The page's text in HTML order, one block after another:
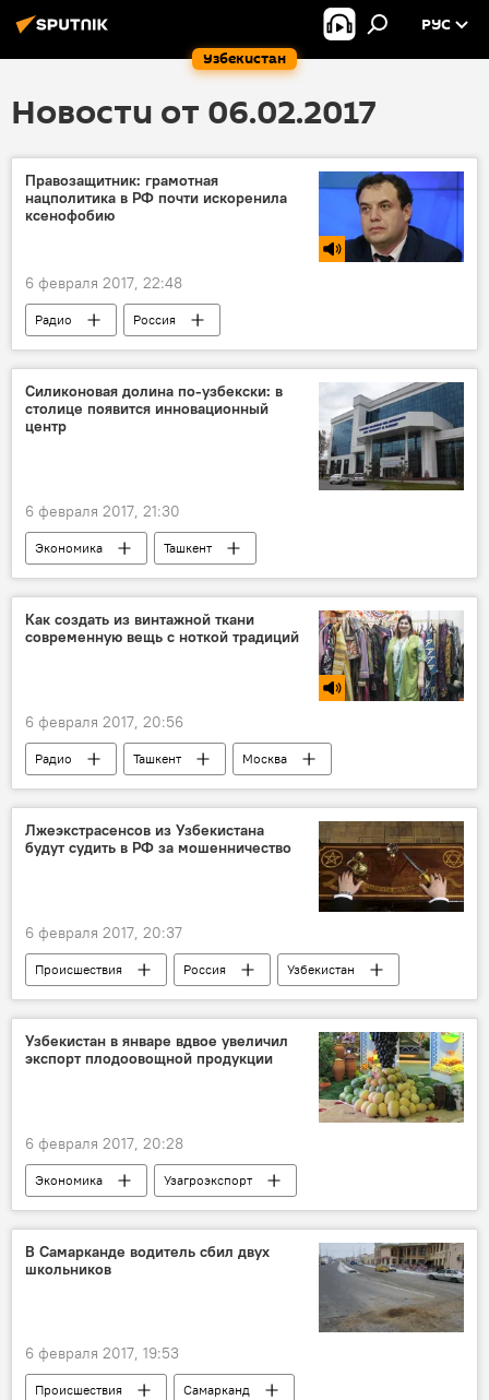
Узбекистан
РУС
Новости от 06.02.2017
Правозащитник: грамотная
нацполитика в РФ почти искоренила
ксенофобию
6 февраля 2017, 22:48
Радио Россия
Силиконовая долина по-узбекски: в
столице появится инновационный
центр
6 февраля 2017, 21:30
Экономика Ташкент
Как создать из винтажной ткани
современную вещь с ноткой традиций
6 февраля 2017, 20:56
Радио Ташкент Москва
Лжеэкстрасенсов из Узбекистана
будут судить в РФ за мошенничество
6 февраля 2017, 20:37
Происшествия Россия Узбекистан
Узбекистан в январе вдвое увеличил
экспорт плодоовощной продукции
6 февраля 2017, 20:28
Экономика Узагроэкспорт
В Самарканде водитель сбил двух
школьников
6 февраля 2017, 19:53
Происшествия Самарканд